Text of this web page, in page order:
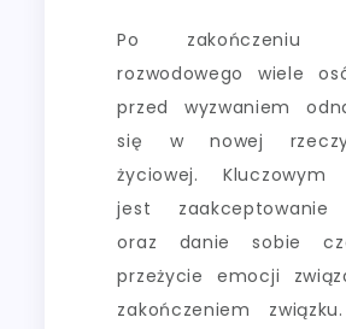
Po zakończeniu
rozwodowego wiele
przed wyzwaniem
się w nowej
życiowej. Kluczowym
jest zaakceptowanie
oraz danie sobie
przeżycie emocji
zakończeniem